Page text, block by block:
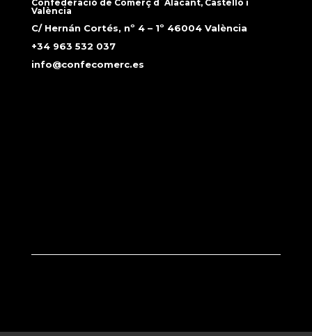
Confederació de Comerç d´Alacant, Castelló i
València
C/ Hernán Cortés, nº 4 – 1º 46004 València
+34 963 532 037
info@confecomerc.es